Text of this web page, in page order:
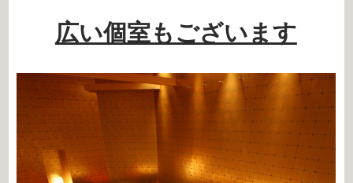
広い個室もございます